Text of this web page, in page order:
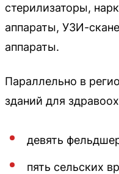
стерилизаторы,
аппараты, УЗИ-
аппараты.
Параллельно в
зданий для
девять
пять сельских